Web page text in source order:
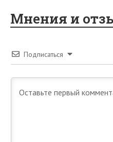
Мнения и
Подписаться